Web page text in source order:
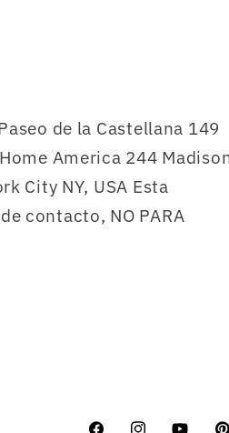
de la Castellana 149
America 244
City NY, USA Esta
contacto, NO PARA